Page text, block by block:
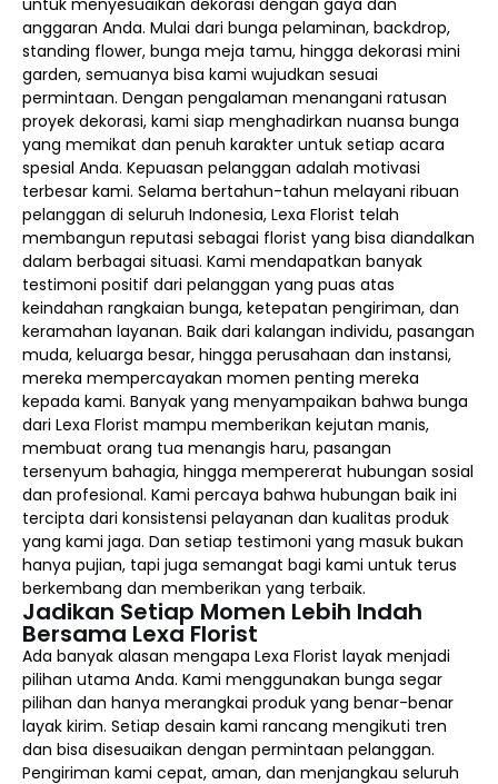
untuk menyesuaikan dekorasi dengan gaya dan
anggaran Anda. Mulai dari bunga pelaminan, backdrop,
standing flower, bunga meja tamu, hingga dekorasi mini
garden, semuanya bisa kami wujudkan sesuai
permintaan. Dengan pengalaman menangani ratusan
proyek dekorasi, kami siap menghadirkan nuansa bunga
yang memikat dan penuh karakter untuk setiap acara
spesial Anda. Kepuasan pelanggan adalah motivasi
terbesar kami. Selama bertahun-tahun melayani ribuan
pelanggan di seluruh Indonesia, Lexa Florist telah
membangun reputasi sebagai florist yang bisa diandalkan
dalam berbagai situasi. Kami mendapatkan banyak
testimoni positif dari pelanggan yang puas atas
keindahan rangkaian bunga, ketepatan pengiriman, dan
keramahan layanan. Baik dari kalangan individu, pasangan
muda, keluarga besar, hingga perusahaan dan instansi,
mereka mempercayakan momen penting mereka
kepada kami. Banyak yang menyampaikan bahwa bunga
dari Lexa Florist mampu memberikan kejutan manis,
membuat orang tua menangis haru, pasangan
tersenyum bahagia, hingga mempererat hubungan sosial
dan profesional. Kami percaya bahwa hubungan baik ini
tercipta dari konsistensi pelayanan dan kualitas produk
yang kami jaga. Dan setiap testimoni yang masuk bukan
hanya pujian, tapi juga semangat bagi kami untuk terus
berkembang dan memberikan yang terbaik.
Jadikan Setiap Momen Lebih Indah
Bersama Lexa Florist
Ada banyak alasan mengapa Lexa Florist layak menjadi
pilihan utama Anda. Kami menggunakan bunga segar
pilihan dan hanya merangkai produk yang benar-benar
layak kirim. Setiap desain kami rancang mengikuti tren
dan bisa disesuaikan dengan permintaan pelanggan.
Pengiriman kami cepat, aman, dan menjangkau seluruh